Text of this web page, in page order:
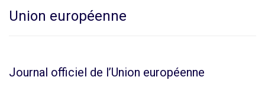
Union européenne
Journal officiel de l’Union européenne